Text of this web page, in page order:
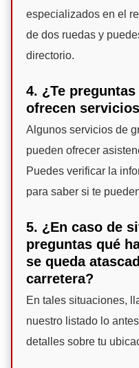
especializados en el
de dos ruedas y
directorio.
4. ¿Te
ofrecen
Algunos servicios de
pueden ofrecer
Puedes verificar la
para saber si te
5. ¿En caso de
preguntas qué
se queda
carretera?
En tales situaciones,
nuestro listado lo
detalles sobre tu